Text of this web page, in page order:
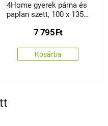
4Home gyerek párna és
paplan szett, 100 x 135
7 795Ft
Kosárba